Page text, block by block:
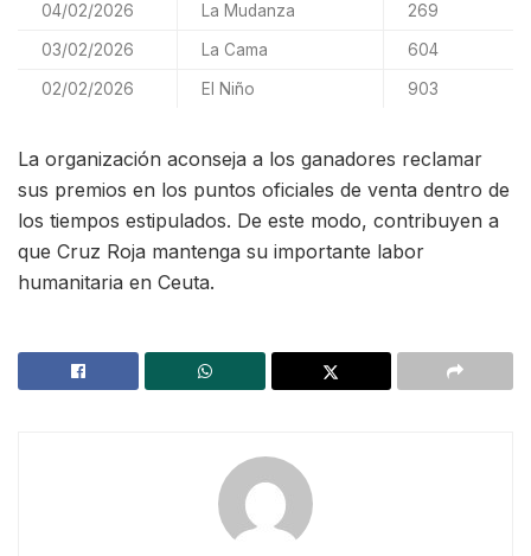
04/02/2026 La Mudanza 269
03/02/2026 La Cama 604
02/02/2026 El Niño 903
La organización aconseja a los ganadores reclamar
sus premios en los puntos oficiales de venta dentro de
los tiempos estipulados. De este modo, contribuyen a
que Cruz Roja mantenga su importante labor
humanitaria en Ceuta.